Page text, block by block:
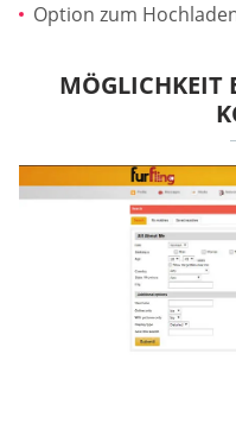
Option zum
MÖGLICHKEIT